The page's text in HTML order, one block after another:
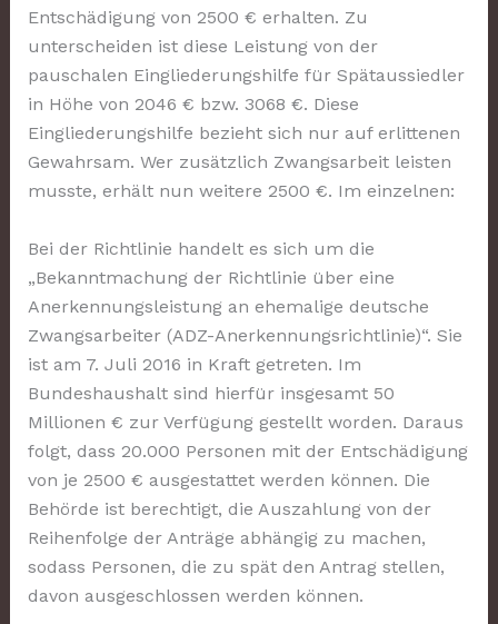
Entschädigung von 2500 € erhalten. Zu
unterscheiden ist diese Leistung von der
pauschalen Eingliederungshilfe für Spätaussiedler
in Höhe von 2046 € bzw. 3068 €. Diese
Eingliederungshilfe bezieht sich nur auf erlittenen
Gewahrsam. Wer zusätzlich Zwangsarbeit leisten
musste, erhält nun weitere 2500 €. Im einzelnen:
Bei der Richtlinie handelt es sich um die
„Bekanntmachung der Richtlinie über eine
Anerkennungsleistung an ehemalige deutsche
Zwangsarbeiter (ADZ-Anerkennungsrichtlinie)“. Sie
ist am 7. Juli 2016 in Kraft getreten. Im
Bundeshaushalt sind hierfür insgesamt 50
Millionen € zur Verfügung gestellt worden. Daraus
folgt, dass 20.000 Personen mit der Entschädigung
von je 2500 € ausgestattet werden können. Die
Behörde ist berechtigt, die Auszahlung von der
Reihenfolge der Anträge abhängig zu machen,
sodass Personen, die zu spät den Antrag stellen,
davon ausgeschlossen werden können.